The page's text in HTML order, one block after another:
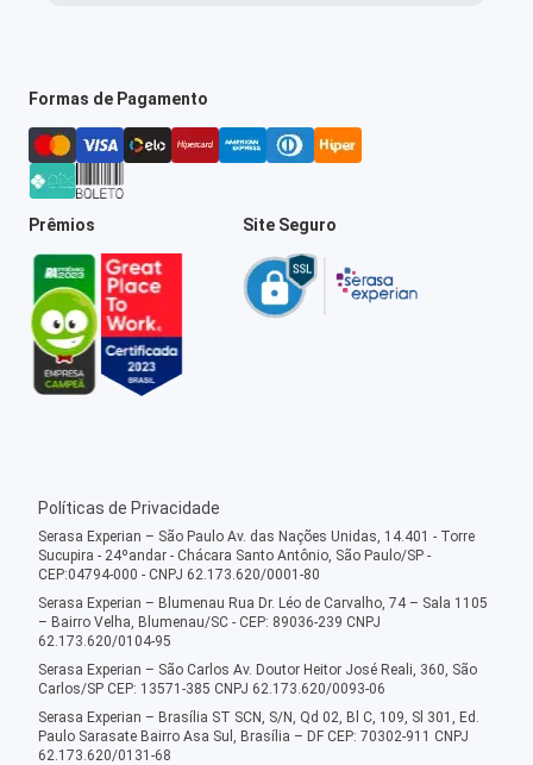
Formas de Pagamento
Prêmios Site Seguro
Políticas de Privacidade
Serasa Experian – São Paulo Av. das Nações Unidas, 14.401 - Torre
Sucupira - 24ºandar - Chácara Santo Antônio, São Paulo/SP -
CEP:04794-000 - CNPJ 62.173.620/0001-80
Serasa Experian – Blumenau Rua Dr. Léo de Carvalho, 74 – Sala 1105
– Bairro Velha, Blumenau/SC - CEP: 89036-239 CNPJ
62.173.620/0104-95
Serasa Experian – São Carlos Av. Doutor Heitor José Reali, 360, São
Carlos/SP CEP: 13571-385 CNPJ 62.173.620/0093-06
Serasa Experian – Brasília ST SCN, S/N, Qd 02, Bl C, 109, Sl 301, Ed.
Paulo Sarasate Bairro Asa Sul, Brasília – DF CEP: 70302-911 CNPJ
62.173.620/0131-68